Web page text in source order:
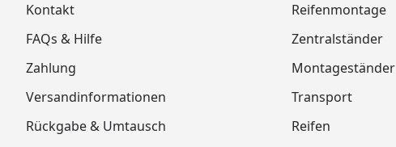
Kontakt
FAQs & Hilfe
Zahlung
Versandinformationen
Rückgabe & Umtausch
Reifenmontage
Zentralständer
Montageständer
Transport
Reifen